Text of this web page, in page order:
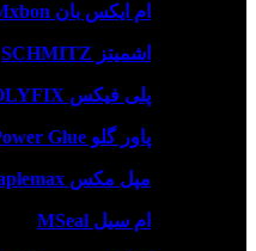
ام ایکس بان Mxbon
اشمیتز SCHMITZ
پلی فیکس POLYFIX
پاور گلو Power Glue
مپل مکس Maplemax
ام سیل MSeal